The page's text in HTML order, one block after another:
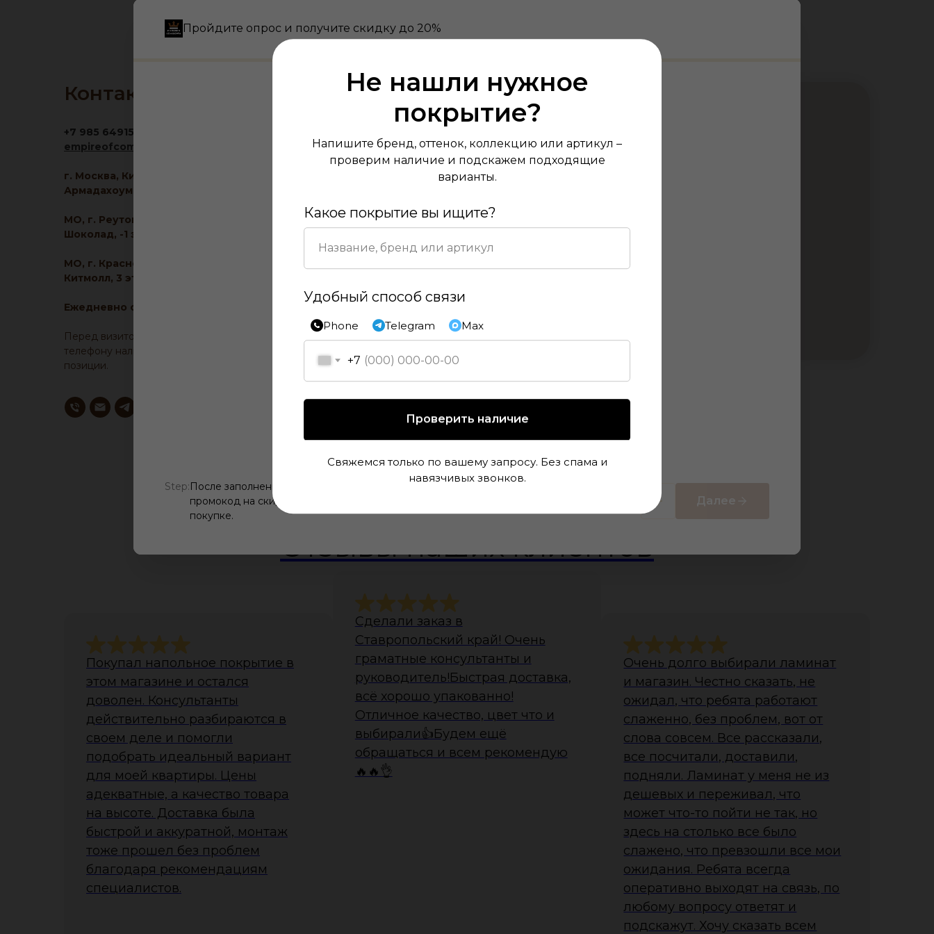
Пройдите опрос и получите скидку до 20%
Step:После заполнения всех данных Вам высветится
промокод на скидку, используйте его при
покупке.
Далее
Не нашли нужное
покрытие?
Напишите бренд, оттенок, коллекцию или артикул –
проверим наличие и подскажем подходящие
варианты.
Какое покрытие вы ищите?
Удобный способ связи
Phone Telegram Max
+7
Проверить наличие
Свяжемся только по вашему запросу. Без спама и
навязчивых звонков.
Контакты
+7 985 6491516
empireofcomfort@yandex.ru
г. Москва, Кировоградская ул., 11, корп. 1, ТЦ
Армадахоум, 1 этаж
МО, г. Реутов, МКАД 2-й км, д. 2, ТРЦ
Шоколад, -1 этаж
МО, г. Красногорск, ул. Ленина, д. 2, ТЦ
Китмолл, 3 этаж
Ежедневно с 10:00 до 21:00
Перед визитом, уточните у менеджера по
телефону наличие образца понравившейся
позиции.
Отзывы наших клиентов
Покупал напольное покрытие в
этом магазине и остался
доволен. Консультанты
действительно разбираются в
своем деле и помогли
подобрать идеальный вариант
для моей квартиры. Цены
адекватные, а качество товара
на высоте. Доставка была
быстрой и аккуратной, монтаж
тоже прошел без проблем
благодаря рекомендациям
специалистов.
Сделали заказ в
Ставропольский край! Очень
граматные консультанты и
руководитель!Быстрая доставка,
всё хорошо упакованно!
Отличное качество, цвет что и
выбирали👍Будем ещё
обращаться и всем рекомендую
🔥🔥👌
Очень долго выбирали ламинат
и магазин. Честно сказать, не
ожидал, что ребята работают
слаженно, без проблем, вот от
слова совсем. Все рассказали,
все посчитали, доставили,
подняли. Ламинат у меня не из
дешевых и переживал, что
может что-то пойти не так, но
здесь на столько все было
слажено, что превзошли все мои
ожидания. Ребята всегда
оперативно выходят на связь, по
любому вопросу ответят и
подскажут. Хочу сказать всем